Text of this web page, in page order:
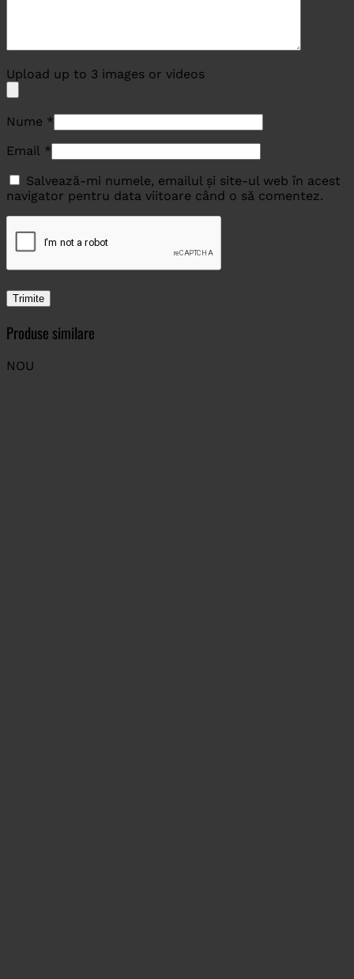
Upload up to 3 images or videos
Nume *
Email *
Salvează-mi numele, emailul și site-ul web în acest
navigator pentru data viitoare când o să comentez.
Produse similare
NOU